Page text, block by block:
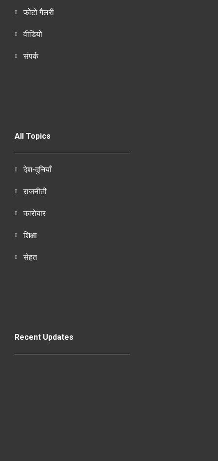
फोटो गैलरी
वीडियो
संपर्क
All Topics
देश-दुनियाँ
राजनीती
कारोबार
शिक्षा
सेहत
Recent Updates